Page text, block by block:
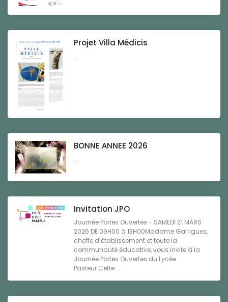
Projet Villa Médicis
...
BONNE ANNEE 2026
...
Invitation JPO
Journée Portes Ouvertes - SAMEDI 21 MARS
2026 DE 09H00 à 13H00Madame Garrigues,
cheffe d’établissement et toute la
communauté éducative, vous invite à la
Journée Portes Ouvertes du Lycée
Pasteur.Cette ...